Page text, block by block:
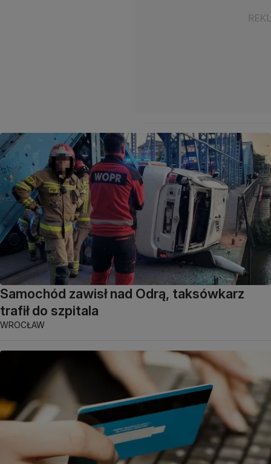
Samochód zawisł nad Odrą, taksówkarz
trafił do szpitala
WROCŁAW